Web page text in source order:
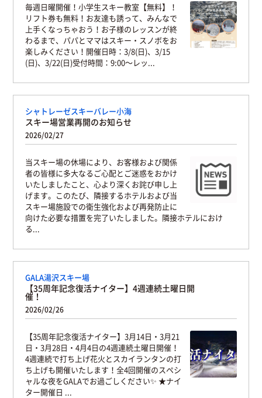
毎週日曜開催！小学生スキー教室【無料】！
リフト券も無料！お友達も誘って、みんなで
上手くなっちゃおう！お子様のレッスンが終
わるまで、パパとママはスキー・スノボをお
楽しみください！開催日時：3/8(日)、3/15
(日)、3/22(日)受付時間：9:00〜レッ...
シャトレーゼスキーバレー小海
スキー場営業再開のお知らせ
2026/02/27
当スキー場の休場により、お客様および関係
者の皆様に多大なるご心配とご迷惑をおかけ
いたしましたこと、心より深くお詫び申し上
げます。このたび、隣接するホテルおよび当
スキー場施設での衛生強化および再発防止に
向けた必要な措置を完了いたしました。隣接ホテルにおけ
る...
GALA湯沢スキー場
【35周年記念復活ナイター】4週連続土曜日開
催！
2026/02/26
【35周年記念復活ナイター】3月14日・3月21
日・3月28日・4月4日の4週連続土曜日開催！
4週連続で打ち上げ花火とスカイランタンの打
ち上げも開催いたします！全4回開催のスペシ
ャルな夜をGALAでお過ごしください✨ ★ナイ
ター開催日 ...